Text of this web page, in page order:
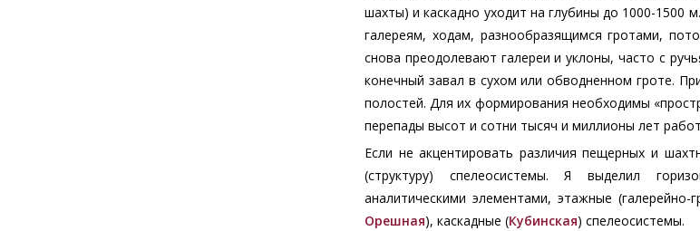
шахты) и каскадно уходит на глубины до 1000-1500
галереям, ходам, разнообразящимся гротами,
снова преодолевают галереи и уклоны, часто с
конечный завал в сухом или обводненном гроте.
полостей. Для их формирования необходимы
перепады высот и сотни тысяч и миллионы лет
Если не акцентировать различия пещерных и
(структуру) спелеосистемы. Я выделил
аналитическими элементами, этажные
Орешная), каскадные (Кубинская) спелеосистемы.